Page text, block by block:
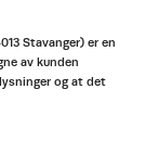
Stavanger) er en
av kunden
og at det